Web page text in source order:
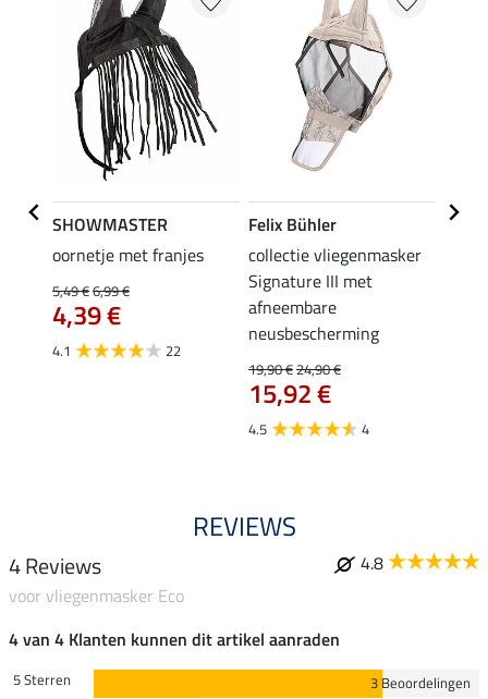
SHOWMASTER
oornetje met franjes
5,49 €6,99 €
4,39 €
4.1 22
Felix Bühler
collectie vliegenmasker
Signature III met
afneembare
neusbescherming
19,90 €24,90 €
15,92 €
4.5 4
Felix
REVIEWS
4 Reviews
4.8
voor vliegenmasker Eco
4 van 4 Klanten kunnen dit artikel aanraden
5 Sterren
3 Beoordelingen